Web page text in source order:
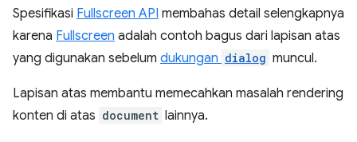
Spesifikasi Fullscreen API membahas detail selengkapnya
karena Fullscreen adalah contoh bagus dari lapisan atas
yang digunakan sebelum dukungan dialog muncul.
Lapisan atas membantu memecahkan masalah rendering
konten di atas document lainnya.